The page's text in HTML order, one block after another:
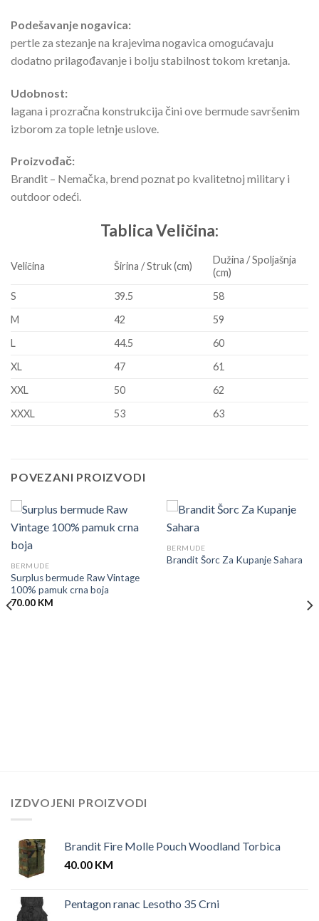
Podešavanje nogavica:
pertle za stezanje na krajevima nogavica omogućavaju
dodatno prilagođavanje i bolju stabilnost tokom kretanja.
Udobnost:
lagana i prozračna konstrukcija čini ove bermude savršenim
izborom za tople letnje uslove.
Proizvođač:
Brandit – Nemačka, brend poznat po kvalitetnoj military i
outdoor odeći.
Tablica Veličina:
Veličina Širina / Struk (cm)
Dužina / Spoljašnja
(cm)
S
39.5
58
M
42
59
L
44.5
60
XL
47
61
XXL
50
62
XXXL
53 63
POVEZANI PROIZVODI
BERMUDE
Surplus bermude Raw Vintage
100% pamuk crna boja
70.00 KM
BERMUDE
Brandit Šorc Za Kupanje Sahara
IZDVOJENI PROIZVODI
Brandit Fire Molle Pouch Woodland Torbica
40.00 KM
Pentagon ranac Lesotho 35 Crni